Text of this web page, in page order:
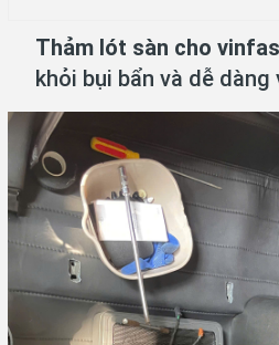
Thảm lót sàn cho
khỏi bụi bẩn và dễ dàng